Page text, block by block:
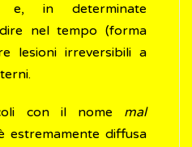
e, in determinate
nel tempo (forma
lesioni irreversibili a
con il nome mal
estremamente diffusa